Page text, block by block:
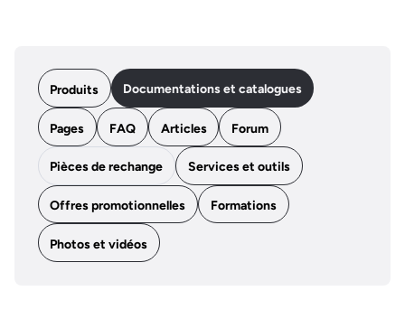
Produits Documentations et catalogues
Pages FAQ Articles Forum
Pièces de rechange Services et outils
Offres promotionnelles Formations
Photos et vidéos